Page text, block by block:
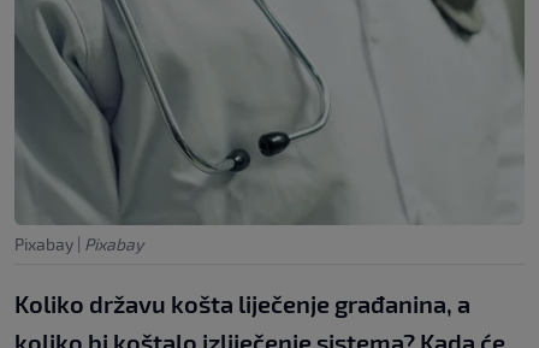
Pixabay | Pixabay
Koliko državu košta liječenje građanina, a